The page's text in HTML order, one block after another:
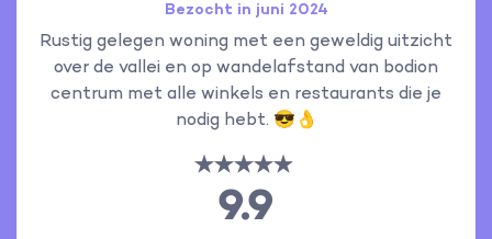
Bezocht in juni 2024
Rustig gelegen woning met een geweldig uitzicht
over de vallei en op wandelafstand van bodion
centrum met alle winkels en restaurants die je
nodig hebt. 😎👌
9.9